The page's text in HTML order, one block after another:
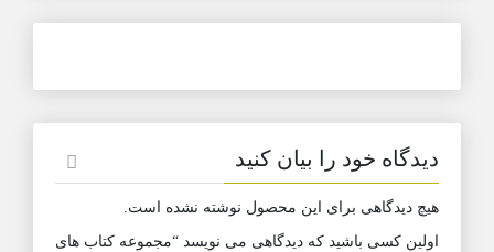
دیدگاه خود را بیان کنید
هیچ دیدگاهی برای این محصول نوشته نشده است.
اولین کسی باشید که دیدگاهی می نویسد “مجموعه کتاب های